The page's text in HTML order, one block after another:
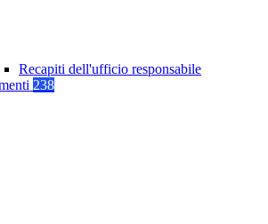
Recapiti dell'ufficio responsabile
238